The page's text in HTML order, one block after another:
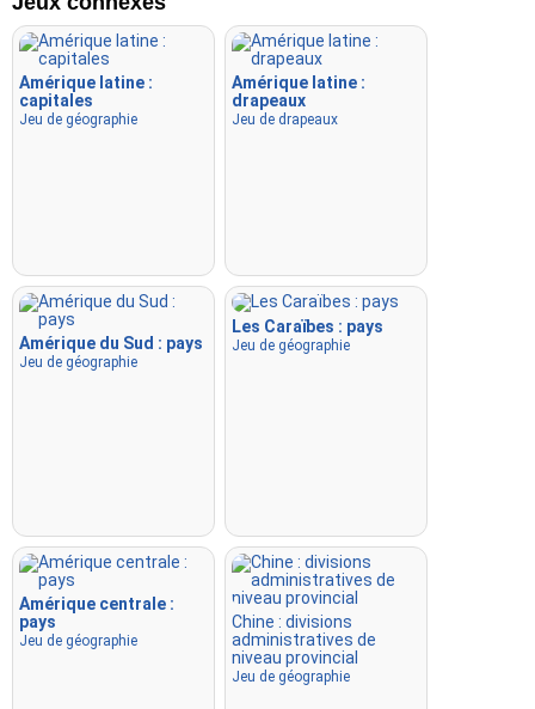
Amérique latine :
capitales
Jeu de géographie
Amérique latine :
drapeaux
Jeu de drapeaux
Amérique du Sud : pays
Jeu de géographie
Les Caraïbes : pays
Jeu de géographie
Amérique centrale :
pays
Jeu de géographie
Chine : divisions
administratives de
niveau provincial
Jeu de géographie